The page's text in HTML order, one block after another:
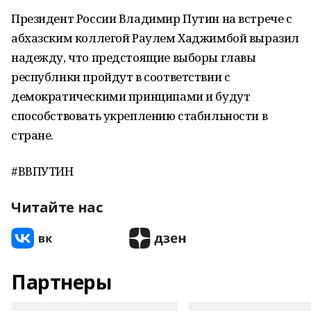
Президент России Владимир Путин на встрече с
абхазским коллегой Раулем Хаджимбой выразил
надежду, что предстоящие выборы главы
республики пройдут в соответствии с
демократическими принципами и будут
способствовать укреплению стабильности в
стране.
#ВВПУТИН
Читайте нас
Партнеры